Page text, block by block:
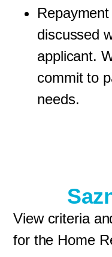
discussed
applicant.
commit to
needs.
View criteria
for the Home